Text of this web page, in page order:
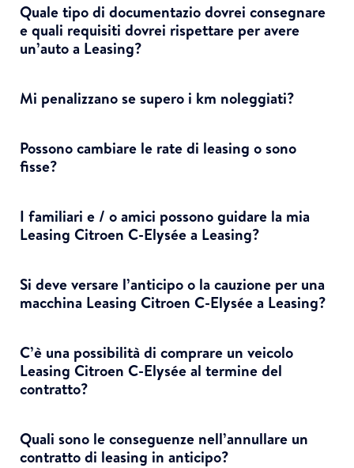
Quale tipo di documentazio dovrei consegnare
e quali requisiti dovrei rispettare per avere
un’auto a Leasing?
Mi penalizzano se supero i km noleggiati?
Possono cambiare le rate di leasing o sono
fisse?
I familiari e / o amici possono guidare la mia
Leasing Citroen C-Elysée a Leasing?
Si deve versare l’anticipo o la cauzione per una
macchina Leasing Citroen C-Elysée a Leasing?
C’è una possibilità di comprare un veicolo
Leasing Citroen C-Elysée al termine del
contratto?
Quali sono le conseguenze nell’annullare un
contratto di leasing in anticipo?